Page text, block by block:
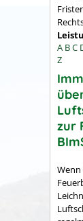
A BC
Z
zur
Wenn